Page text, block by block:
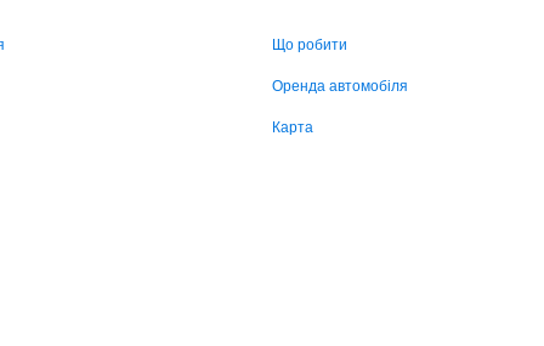
Що робити
Оренда автомобіля
Карта